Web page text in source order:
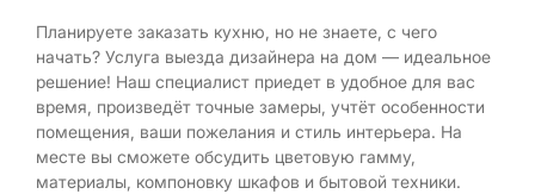
Планируете заказать кухню, но не знаете, с чего
начать? Услуга выезда дизайнера на дом — идеальное
решение! Наш специалист приедет в удобное для вас
время, произведёт точные замеры, учтёт особенности
помещения, ваши пожелания и стиль интерьера. На
месте вы сможете обсудить цветовую гамму,
материалы, компоновку шкафов и бытовой техники.